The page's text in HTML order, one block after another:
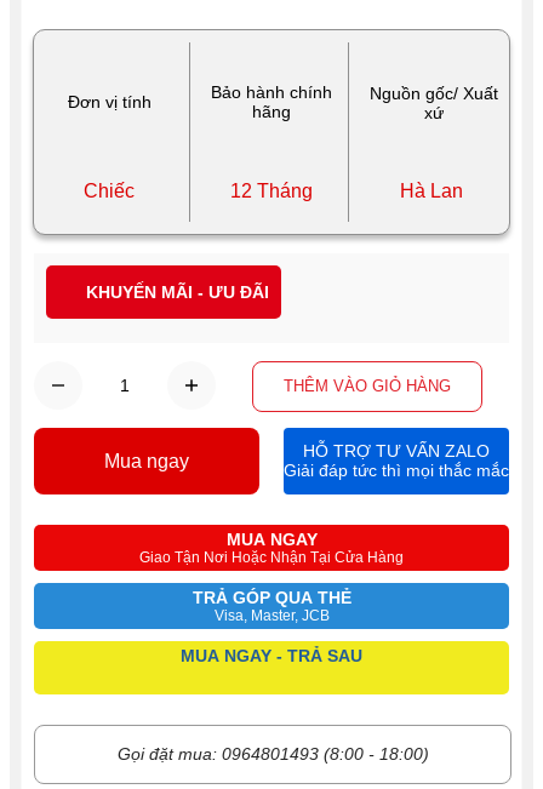
Đơn vị tính
Bảo hành chính
hãng
Nguồn gốc/ Xuất
xứ
Chiếc 12 Tháng Hà Lan
THÊM VÀO GIỎ HÀNG
MUA NGAY
Giao Tận Nơi Hoặc Nhận Tại Cửa Hàng
TRẢ GÓP QUA THẺ
Visa, Master, JCB
MUA NGAY - TRẢ SAU
Gọi đặt mua: 0964801493 (8:00 - 18:00)
Mua ngay
HỖ TRỢ TƯ VẤN ZALO
Giải đáp tức thì mọi thắc mắc
KHUYẾN MÃI - ƯU ĐÃI